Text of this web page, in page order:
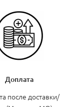
Доплата
после доставки/